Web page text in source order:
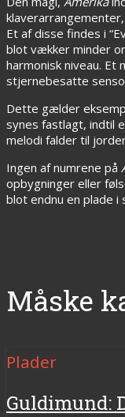
Et af disse findes i
blot vækker minder
harmonisk niveau.
stjernebesatte
Dette gælder
synes fastlagt, indtil
melodi falder til
Ingen af numrene på
opbygninger eller
blot endnu en plade i
Måske
Plader
Guldimund: